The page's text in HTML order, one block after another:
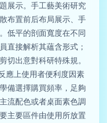
示。手工藝美術研究
布置前后布局展示、手
。低平的剖面寬度在不同
直接解析其蘊含形式；
切出意對科研特殊規。
應上使用者便利度因素
備選擇購買頻率，足夠
流配色或者桌面素色調
主要區件由使用所放置